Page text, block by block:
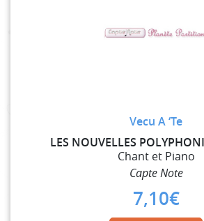
Vecu A ‘Te
LES NOUVELLES
Chant et Piano
Capte Note
7,10€